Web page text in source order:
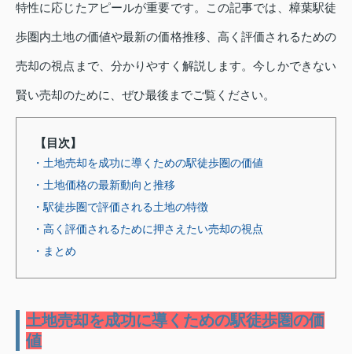
特性に応じたアピールが重要です。この記事では、樟葉駅徒
歩圏内土地の価値や最新の価格推移、高く評価されるための
売却の視点まで、分かりやすく解説します。今しかできない
賢い売却のために、ぜひ最後までご覧ください。
【目次】
・土地売却を成功に導くための駅徒歩圏の価値
・土地価格の最新動向と推移
・駅徒歩圏で評価される土地の特徴
・高く評価されるために押さえたい売却の視点
・まとめ
土地売却を成功に導くための駅徒歩圏の価
値